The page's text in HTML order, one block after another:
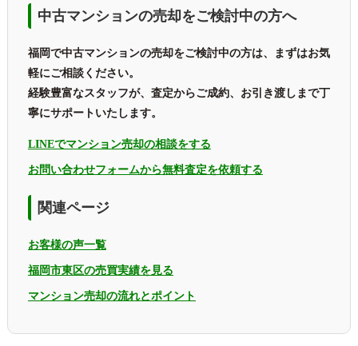
中古マンションの売却をご検討中の方へ
福岡で中古マンションの売却をご検討中の方は、まずはお気
軽にご相談ください。
経験豊富なスタッフが、査定からご成約、お引き渡しまで丁
寧にサポートいたします。
LINEでマンション売却の相談をする
お問い合わせフォームから無料査定を依頼する
関連ページ
お客様の声一覧
福岡市東区の売買実績を見る
マンション売却の流れとポイント